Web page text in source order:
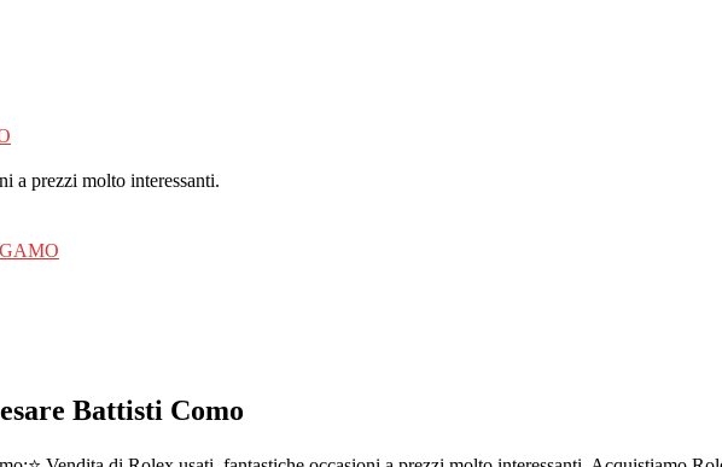
a prezzi molto interessanti.
Battisti Como